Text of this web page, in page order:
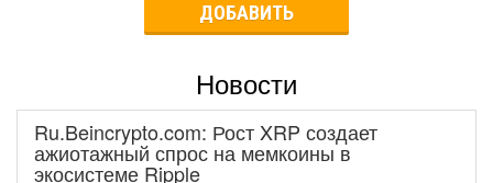
ДОБАВИТЬ
Новости
Ru.Beincrypto.com: Рост XRP создает
ажиотажный спрос на мемкоины в
экосистеме Ripple